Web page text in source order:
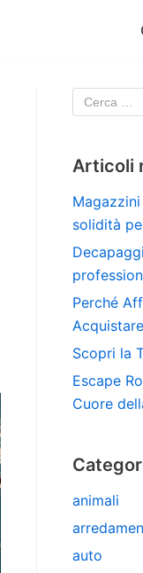
Articoli
solidità
Perché
Scopri la
Escape
Cuore
animali
auto